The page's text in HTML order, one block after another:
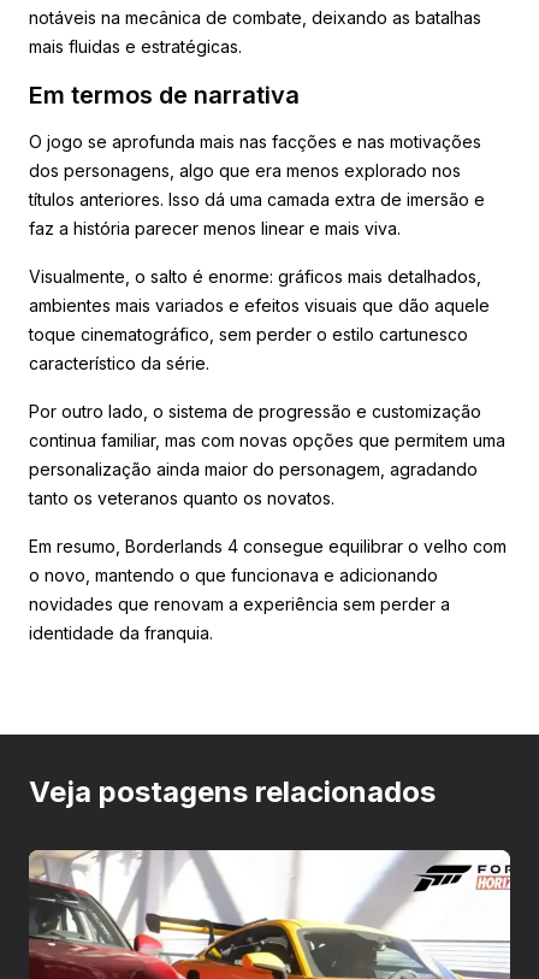
notáveis na mecânica de combate, deixando as batalhas
mais fluidas e estratégicas.
Em termos de narrativa
O jogo se aprofunda mais nas facções e nas motivações
dos personagens, algo que era menos explorado nos
títulos anteriores. Isso dá uma camada extra de imersão e
faz a história parecer menos linear e mais viva.
Visualmente, o salto é enorme: gráficos mais detalhados,
ambientes mais variados e efeitos visuais que dão aquele
toque cinematográfico, sem perder o estilo cartunesco
característico da série.
Por outro lado, o sistema de progressão e customização
continua familiar, mas com novas opções que permitem uma
personalização ainda maior do personagem, agradando
tanto os veteranos quanto os novatos.
Em resumo, Borderlands 4 consegue equilibrar o velho com
o novo, mantendo o que funcionava e adicionando
novidades que renovam a experiência sem perder a
identidade da franquia.
Veja postagens relacionados